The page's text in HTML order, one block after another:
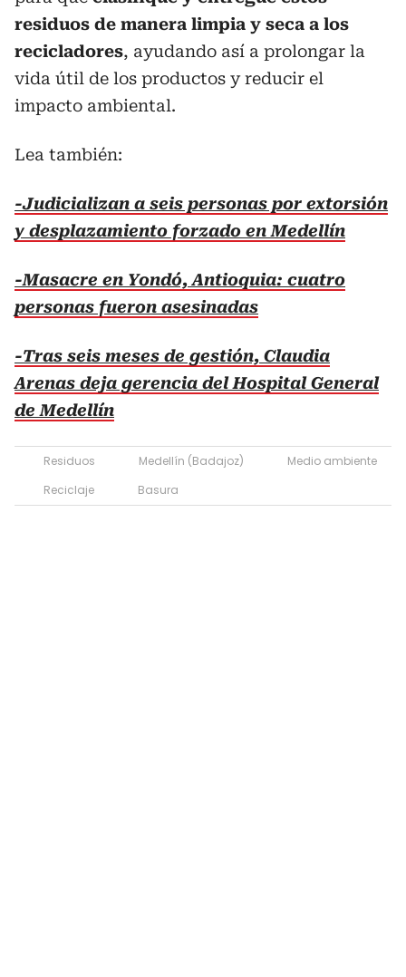
residuos de manera limpia y seca a los
recicladores, ayudando así a prolongar la
vida útil de los productos y reducir el
impacto ambiental.
Lea también:
-Judicializan a seis personas por extorsión
y desplazamiento forzado en Medellín
-Masacre en Yondó, Antioquia: cuatro
personas fueron asesinadas
-Tras seis meses de gestión, Claudia
Arenas deja gerencia del Hospital General
de Medellín
Residuos Medellín (Badajoz)
Medio ambiente
Reciclaje
Basura